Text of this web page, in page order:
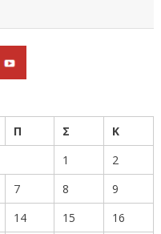
Π Σ
Κ
1
2
7 8
9
14 15
16